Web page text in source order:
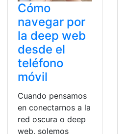
Cómo
navegar por
la deep web
desde el
teléfono
móvil
Cuando pensamos
en conectarnos a la
red oscura o deep
web, solemos